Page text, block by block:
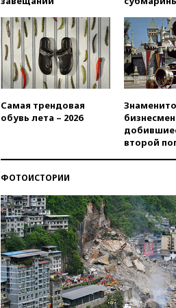
Самая трендовая
обувь лета – 2026
второй
ФОТОИСТОРИИ